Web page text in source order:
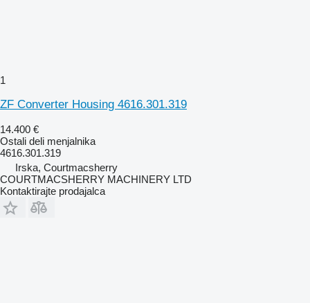
1
ZF Converter Housing 4616.301.319
14.400 €
Ostali deli menjalnika
4616.301.319
Irska, Courtmacsherry
COURTMACSHERRY MACHINERY LTD
Kontaktirajte prodajalca